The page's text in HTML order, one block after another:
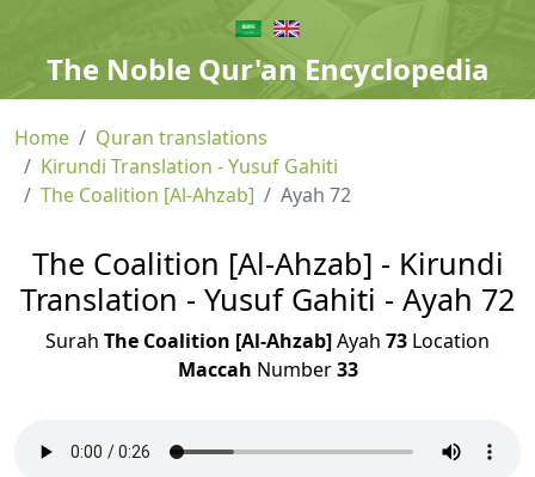
The Noble Qur'an Encyclopedia
Home
Quran translations
Kirundi Translation - Yusuf Gahiti
The Coalition [Al-Ahzab]
Ayah 72
The Coalition [Al-Ahzab] - Kirundi
Translation - Yusuf Gahiti - Ayah 72
Surah The Coalition [Al-Ahzab]Ayah 73 Location
Maccah Number33